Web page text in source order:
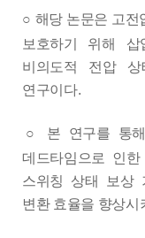
○ 해당 논문은 고전
보호하기
위해 삽
비의도적 전압 상
연구이다.
○ 본 연구를 통해
데드타임으로 인
스위칭 상태 보상
변환 효율을 향상시